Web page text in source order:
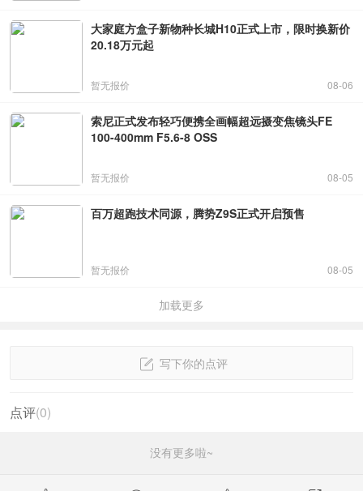
大家庭方盒子新物种长城H10正式上市，限时换新价
20.18万元起
暂无报价 08-06
索尼正式发布轻巧便携全画幅超远摄变焦镜头FE
100-400mm F5.6-8 OSS
暂无报价 08-05
百万超跑技术同源，腾势Z9S正式开启预售
暂无报价 08-05
加载更多
写下你的点评
点评(0)
没有更多啦~